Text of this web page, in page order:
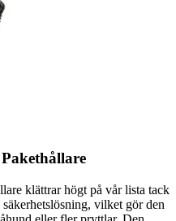
klättrar högt på vår lista tack
vilket gör den